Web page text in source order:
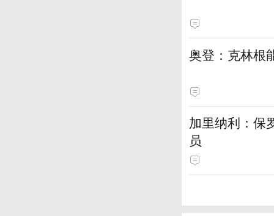
奥登：克林根
加里纳利：保
员